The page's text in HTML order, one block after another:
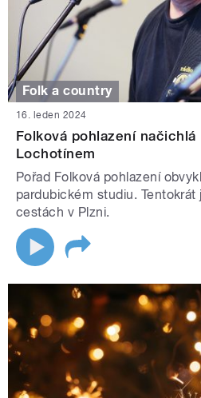
Folk a country
16. leden 2024
Folková pohlazení načichlá
Lochotínem
Pořad Folková pohlazení
pardubickém studiu. Tentokrát
cestách v Plzni.